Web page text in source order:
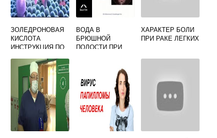
ЗОЛЕДРОНОВАЯ
КИСЛОТА
ИНСТРУКЦИЯ ПО
ПРИ ОНКОЛОГИИ
ВОДА В
БРЮШНОЙ
ПОЛОСТИ ПРИ
ХАРАКТЕР БОЛИ
ПРИ РАКЕ ЛЕГКИХ